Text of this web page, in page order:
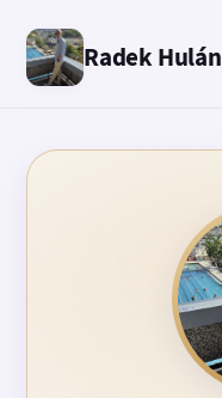
Radek Hulán